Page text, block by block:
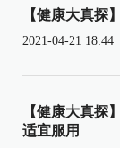
【健康大真探
2021-04-21 18:44
【健康大真探
适宜服用